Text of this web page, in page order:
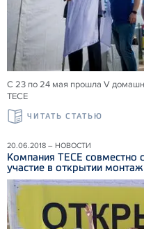
С 23 по 24 мая прошла V
ТЕСЕ
ЧИТАТЬ СТАТЬЮ
20.06.2018 – НОВОСТИ
Компания ТЕСЕ совместно
участие в открытии